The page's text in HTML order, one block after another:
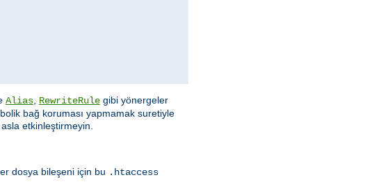
Alias, RewriteRule gibi yönergeler
bağ koruması yapmamak suretiyle
etkinleştirmeyin.
dosya bileşeni için bu .htaccess